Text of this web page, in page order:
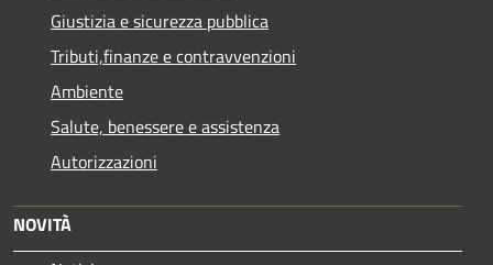
Giustizia e sicurezza pubblica
Tributi,finanze e contravvenzioni
Ambiente
Salute, benessere e assistenza
Autorizzazioni
NOVITÀ